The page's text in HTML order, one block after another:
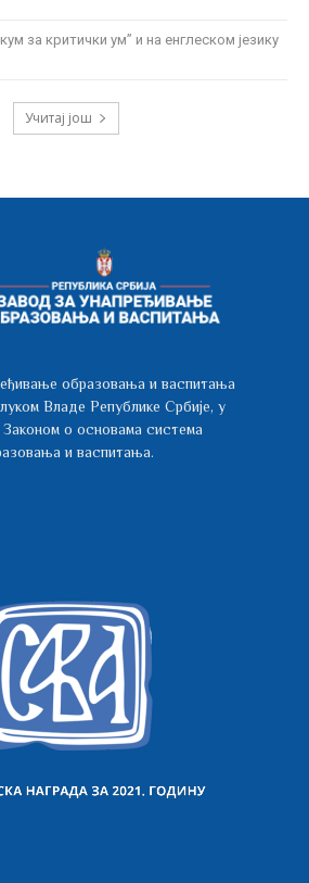
за критички ум” и на енглеском језику
Учитај још
образовања и васпитања
Владе Републике Србије, у
о основама система
и васпитања.